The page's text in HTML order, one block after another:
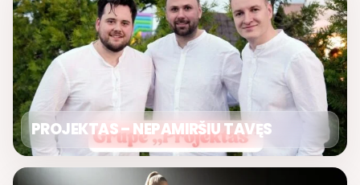
PROJEKTAS – NEPAMIRŠIU TAVĘS